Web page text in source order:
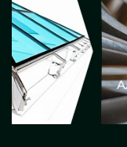
Алмазная